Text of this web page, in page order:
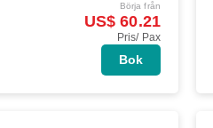
Börja från
US$ 60.21
Pris/ Pax
Bok